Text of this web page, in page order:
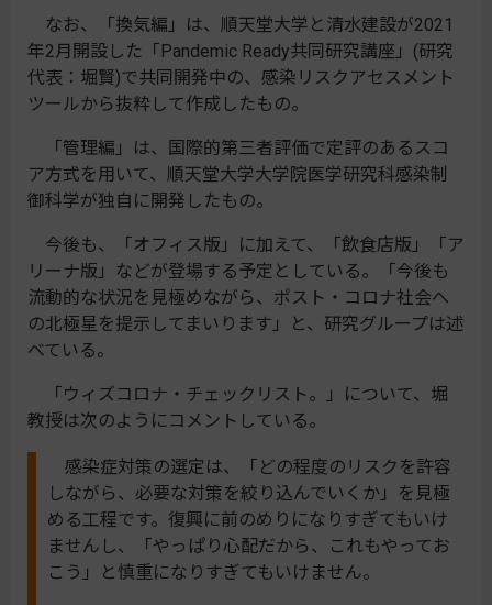
なお、「換気編」は、順天堂大学と清水建設が2021
年2月開設した「Pandemic Ready共同研究講座」(研究
代表：堀賢)で共同開発中の、感染リスクアセスメント
ツールから抜粋して作成したもの。
「管理編」は、国際的第三者評価で定評のあるスコ
ア方式を用いて、順天堂大学大学院医学研究科感染制
御科学が独自に開発したもの。
今後も、「オフィス版」に加えて、「飲食店版」「ア
リーナ版」などが登場する予定としている。「今後も
流動的な状況を見極めながら、ポスト・コロナ社会へ
の北極星を提示してまいります」と、研究グループは述
べている。
「ウィズコロナ・チェックリスト。」について、堀
教授は次のようにコメントしている。
感染症対策の選定は、「どの程度のリスクを許容
しながら、必要な対策を絞り込んでいくか」を見極
める工程です。復興に前のめりになりすぎてもいけ
ませんし、「やっぱり心配だから、これもやってお
こう」と慎重になりすぎてもいけません。